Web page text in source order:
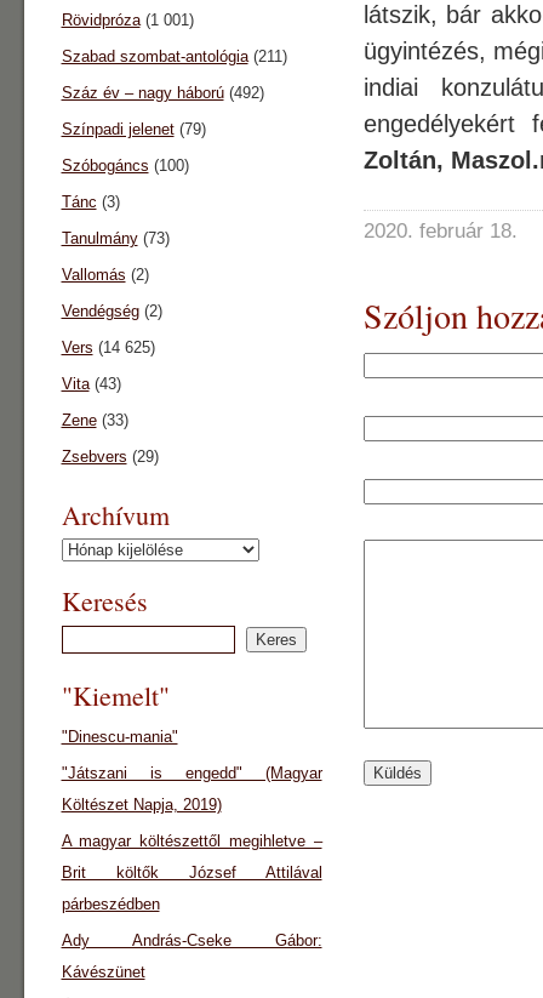
látszik, bár
ügyintézés,
indiai
engedélyekért
Zoltán,
2020. február 18.
Szóljon
Rövidpróza(1 001)
Szabad szombat-antológia(211)
Száz év – nagy háború(492)
Színpadi jelenet(79)
Szóbogáncs (100)
Tánc (3)
Tanulmány(73)
Vallomás (2)
Vendégség(2)
Vers (14 625)
Vita(43)
Zene(33)
Zsebvers (29)
Archívum
Archívum
Keresés
"Kiemelt"
"Dinescu-mania"
"Játszani is engedd" (Magyar
Költészet Napja, 2019)
A magyar költészettől megihletve –
Brit költők József Attilával
párbeszédben
Ady András-Cseke Gábor:
Kávészünet